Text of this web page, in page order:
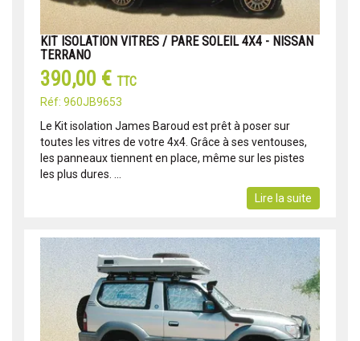
KIT ISOLATION VITRES / PARE SOLEIL 4X4 - NISSAN
TERRANO
390,00 € TTC
Réf: 960JB9653
Le Kit isolation James Baroud est prêt à poser sur
toutes les vitres de votre 4x4. Grâce à ses ventouses,
les panneaux tiennent en place, même sur les pistes
les plus dures. ...
Lire la suite